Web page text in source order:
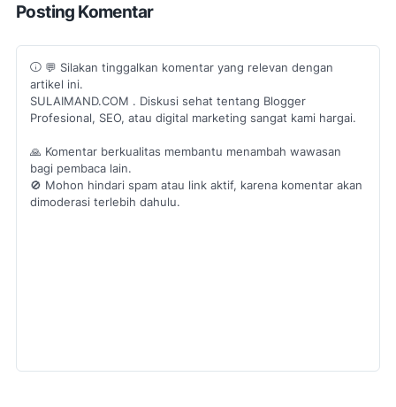
Posting Komentar
💬 Silakan tinggalkan komentar yang relevan dengan
artikel ini.
SULAIMAND.COM . Diskusi sehat tentang Blogger
Profesional, SEO, atau digital marketing sangat kami hargai.
🙏 Komentar berkualitas membantu menambah wawasan
bagi pembaca lain.
🚫 Mohon hindari spam atau link aktif, karena komentar akan
dimoderasi terlebih dahulu.